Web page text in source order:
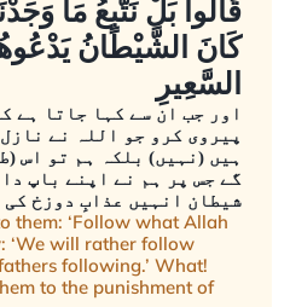
قَالُوا بَلْ نَتَّبِعُ مَا
كَانَ الشَّيْطَانُ
السَّعِيرِ
اور جب ان سے کہا جاتا ہے
پیروی کرو جو اللہ نے
ہیں (نہیں) بلکہ ہم تو اس
گے جس پر ہم نے اپنے باپ
شیطان انہیں عذابِ دوزخ کی
them: ‘Follow what Allah
‘We will rather follow
following.’ What!
to the punishment of